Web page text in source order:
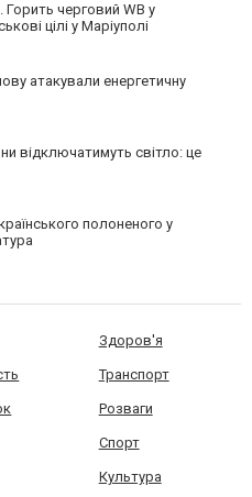
черговий WB у
цілі у Маріуполі
атакували енергетичну
відключатимуть світло: це
полоненого у
Здоров'я
Транспорт
Розваги
Спорт
Культура